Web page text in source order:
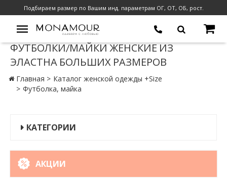
Подбираем размер по Вашим инд. параметрам ОГ, ОТ, ОБ, рост.
ФУТБОЛКИ/МАЙКИ ЖЕНСКИЕ ИЗ
ЭЛАСТНА БОЛЬШИХ РАЗМЕРОВ
Главная
Каталог женской одежды +Size
Футболка, майка
КАТЕГОРИИ
АКЦИИ